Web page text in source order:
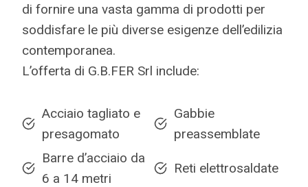
di fornire una vasta gamma di prodotti per
soddisfare le più diverse esigenze dell’edilizia
contemporanea.
L’offerta di G.B.FER Srl include:
Acciaio tagliato e
presagomato
Gabbie
preassemblate
Barre d’acciaio da
6 a 14 metri
Reti elettrosaldate